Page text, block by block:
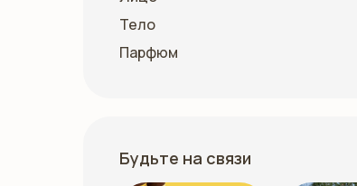
Парфюм
Тело
Будьте на связи